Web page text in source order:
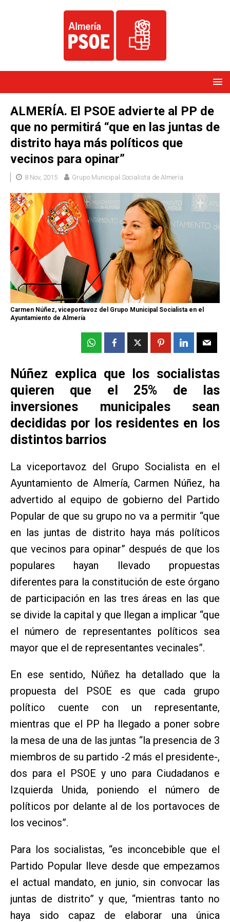
ALMERÍA. El PSOE advierte al PP de
que no permitirá “que en las juntas de
distrito haya más políticos que
vecinos para opinar”
8 Nov, 2015 Grupo Municipal Socialista de Almería
Carmen Núñez, viceportavoz del Grupo Municipal Socialista en el
Ayuntamiento de Almería
Núñez explica que los socialistas
quieren que el 25% de las
inversiones municipales sean
decididas por los residentes en los
distintos barrios
La viceportavoz del Grupo Socialista en el
Ayuntamiento de Almería, Carmen Núñez, ha
advertido al equipo de gobierno del Partido
Popular de que su grupo no va a permitir “que
en las juntas de distrito haya más políticos
que vecinos para opinar” después de que los
populares hayan llevado propuestas
diferentes para la constitución de este órgano
de participación en las tres áreas en las que
se divide la capital y que llegan a implicar “que
el número de representantes políticos sea
mayor que el de representantes vecinales”.
En ese sentido, Núñez ha detallado que la
propuesta del PSOE es que cada grupo
político cuente con un representante,
mientras que el PP ha llegado a poner sobre
la mesa de una de las juntas “la presencia de 3
miembros de su partido -2 más el presidente-,
dos para el PSOE y uno para Ciudadanos e
Izquierda Unida, poniendo el número de
políticos por delante al de los portavoces de
los vecinos”.
Para los socialistas, “es inconcebible que el
Partido Popular lleve desde que empezamos
el actual mandato, en junio, sin convocar las
juntas de distrito” y que, “mientras tanto no
haya sido capaz de elaborar una única